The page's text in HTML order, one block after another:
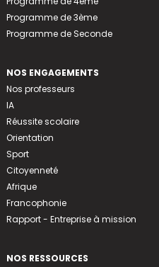
Programme de 3ème
Programme de Seconde
NOS ENGAGEMENTS
Nos professeurs
IA
Réussite scolaire
Orientation
Sport
Citoyenneté
Afrique
Francophonie
Rapport - Entreprise à mission
NOS RESSOURCES